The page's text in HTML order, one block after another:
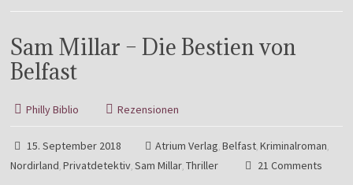
Sam Millar – Die Bestien von
Belfast
Philly Biblio Rezensionen
15. September 2018 Atrium Verlag,Belfast,Kriminalroman,
Nordirland,Privatdetektiv,Sam Millar,Thriller 21 Comments